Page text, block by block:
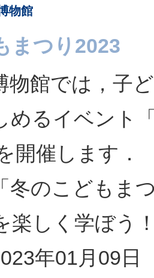
物館
まつり2023
物館では，子
めるイベント
開催します．
冬のこどもま
楽しく学ぼう
年01月09日